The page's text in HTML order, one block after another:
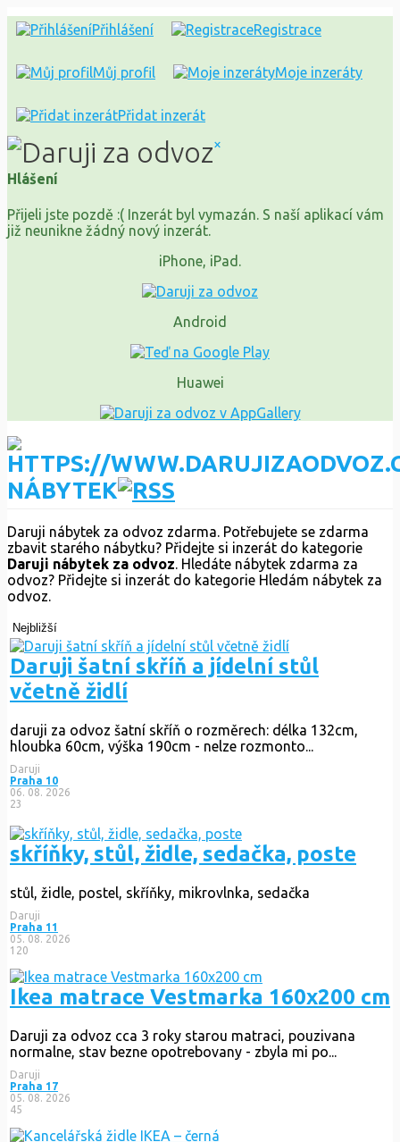
Přihlášení Registrace
Můj profil Moje inzeráty
Přidat inzerát
×
Hlášení
Přijeli jste pozdě :( Inzerát byl vymazán. S naší aplikací vám
již neunikne žádný nový inzerát.
iPhone, iPad.
Android
Huawei
NÁBYTEK
Daruji nábytek za odvoz zdarma. Potřebujete se zdarma
zbavit starého nábytku? Přidejte si inzerát do kategorie
Daruji nábytek za odvoz. Hledáte nábytek zdarma za
odvoz? Přidejte si inzerát do kategorie Hledám nábytek za
odvoz.
Nejbližší
Daruji šatní skříň a jídelní stůl
včetně židlí
daruji za odvoz šatní skříň o rozměrech: délka 132cm,
hloubka 60cm, výška 190cm - nelze rozmonto...
Daruji
Praha 10
06. 08. 2026
23
skříňky, stůl, židle, sedačka, poste
stůl, židle, postel, skříňky, mikrovlnka, sedačka
Daruji
Praha 11
05. 08. 2026
120
Ikea matrace Vestmarka 160x200 cm
Daruji za odvoz cca 3 roky starou matraci, pouzivana
normalne, stav bezne opotrebovany - zbyla mi po...
Daruji
Praha 17
05. 08. 2026
45